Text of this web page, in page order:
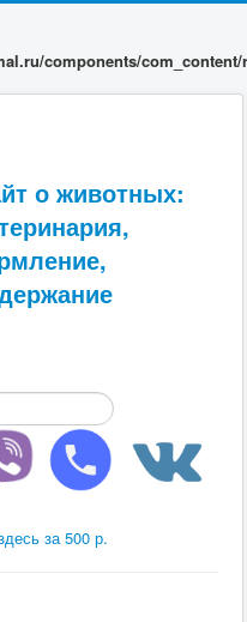
components/
о животных:
за 500 р.